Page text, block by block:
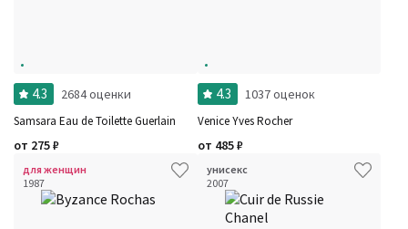
4.3 2684 оценки
Samsara Eau de Toilette Guerlain
от 275₽
4.3 1037 оценок
Veniсe Yves Rocher
от 485₽
для женщин
1987
унисекс
2007